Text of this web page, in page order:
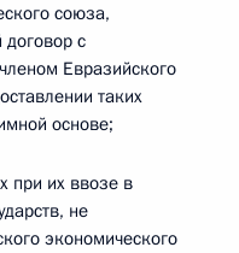
союза,
с
Евразийского
таких
основе;
при их ввозе в
не
экономического